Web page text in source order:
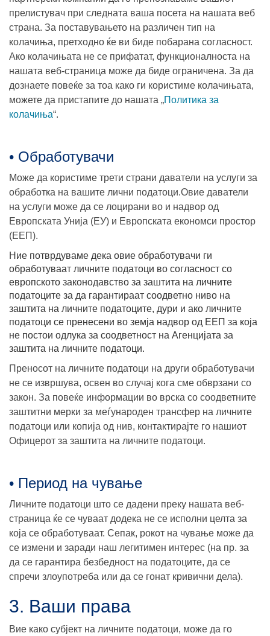
прелистувач при следната ваша посета на нашата веб
страна. За поставувањето на различен тип на
колачиња, претходно ќе ви биде побарана согласност.
Ако колачињата не се прифатат, функционалноста на
нашата веб-страница може да биде ограничена. За да
дознаете повеќе за тоа како ги користиме колачињата,
можете да пристапите до нашата „Политика за
колачиња“.
• Обработувачи
Може да користиме трети страни даватели на услуги за
обработка на вашите лични податоци.Овие даватели
на услуги може да се лоцирани во и надвор од
Европската Унија (ЕУ) и Европската економси простор
(ЕЕП).
Ние потврдуваме дека овие обработувачи ги
обработуваат личните податоци во согласност со
европското законодавство за заштита на личните
податоците за да гарантираат соодветно ниво на
заштита на личните податоците, дури и ако личните
податоци се пренесени во земја надвор од ЕЕП за која
не постои одлука за соодветност на Агенцијата за
заштита на личните податоци.
Преносот на личните податоци на други обработувачи
не се извршува, освен во случај кога сме обврзани со
закон. За повеќе информации во врска со соодветните
заштитни мерки за меѓународен трансфер на личните
податоци или копија од нив, контактирајте го нашиот
Офицерот за заштита на личните податоци.
• Период на чување
Личните податоци што се дадени преку нашата веб-
страница ќе се чуваат додека не се исполни целта за
која се обработуваат. Сепак, рокот на чување може да
се измени и заради наш легитимен интерес (на пр. за
да се гарантира безбедност на податоците, да се
спречи злоупотреба или да се гонат кривични дела).
3. Ваши права
Вие како субјект на личните податоци, може да го